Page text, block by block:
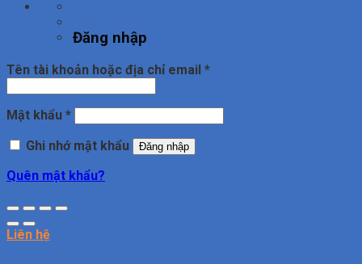
Đăng nhập
Tên tài khoản hoặc địa chỉ email *Bắt
Mật khẩu *Bắt
buộc
Ghi nhớ mật khẩu
Đăng nhập
Quên mật khẩu?
Liên hệ